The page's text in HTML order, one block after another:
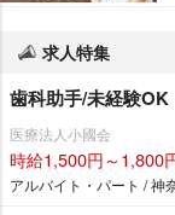
求人特集
歯科助手/未経験
医療法人小國会
時給1,500円～1,800
アルバイト・パート / 神